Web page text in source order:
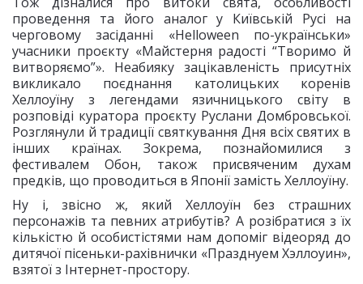
проведення та його аналог у Київській Русі на
черговому засіданні «Helloween по-українськи»
учасники проєкту «Майстерня радості “Творимо й
витворяємо”». Неабияку зацікавленість присутніх
викликало поєднання католицьких коренів
Хеллоуїну з легендами язичницького світу в
розповіді куратора проєкту Руслани Домбровської.
Розглянули й традиції святкування Дня всіх святих в
інших країнах. Зокрема, познайомилися з
фестивалем Обон, також присвяченим духам
предків, що проводиться в Японії замість Хеллоуїну.
Ну і, звісно ж, який Хеллоуїн без страшних
персонажів та певних атрибутів? А розібратися з їх
кількістю й особистістями нам допоміг відеоряд до
дитячої пісеньки-рахівнички «Празднуем Хэллоуин»,
взятої з Інтернет-простору.